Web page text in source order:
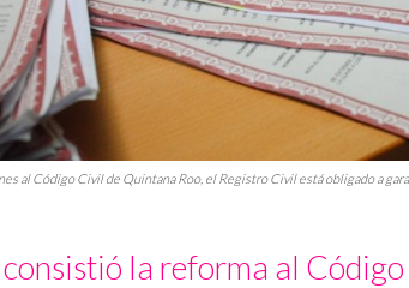
al Código Civil de Quintana Roo, el Registro Civil está obligado a
consistió la reforma al